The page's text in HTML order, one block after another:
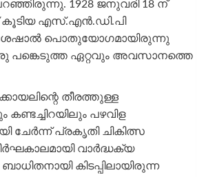
1928 ജനുവരി 18 ന്
കൂടിയ എസ്.എൻ.ഡി.പി
പൊതുയോഗമായിരുന്നു
പങ്കെടുത്ത ഏറ്റവും അവസാനത്തെ
തീരത്തുള്ള
കണ്ടച്ചിറയിലും പഴവിള
ചേർന്ന് പ്രകൃതി ചികിത്സ
വാർദ്ധക്യ
കിടപ്പിലായിരുന്ന